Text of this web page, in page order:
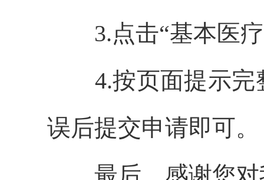
3.点击“基本医
4.按页面提示
误后提交申请即可。